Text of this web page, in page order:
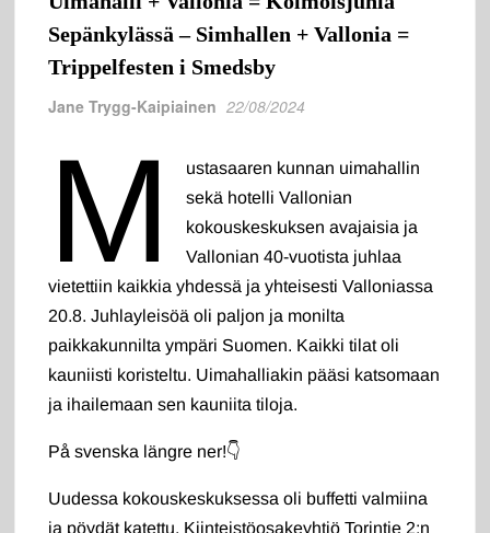
Sepänkylässä – Simhallen + Vallonia =
Trippelfesten i Smedsby
Jane Trygg-Kaipiainen 22/08/2024
M
ustasaaren kunnan uimahallin
sekä hotelli Vallonian
kokouskeskuksen avajaisia ja
Vallonian 40-vuotista juhlaa
vietettiin kaikkia yhdessä ja yhteisesti Valloniassa
20.8. Juhlayleisöä oli paljon ja monilta
paikkakunnilta ympäri Suomen. Kaikki tilat oli
kauniisti koristeltu. Uimahalliakin pääsi katsomaan
ja ihailemaan sen kauniita tiloja.
På svenska längre ner!👇
Uudessa kokouskeskuksessa oli buffetti valmiina
ja pöydät katettu. Kiinteistöosakeyhtiö Torintie 2:n